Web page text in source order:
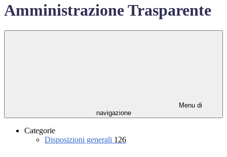
Amministrazione Trasparente
Menu di
navigazione
Categorie
Disposizioni generali 126